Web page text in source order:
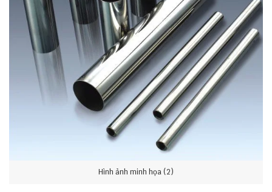
Hình ảnh minh họa (2)